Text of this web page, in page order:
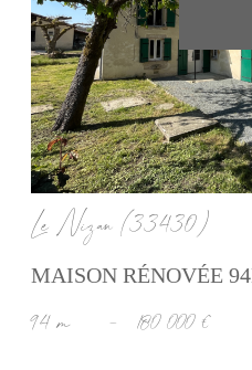
voir
Le Nizan (33430)
MAISON RÉNOVÉE
94 m² - 180 000 €